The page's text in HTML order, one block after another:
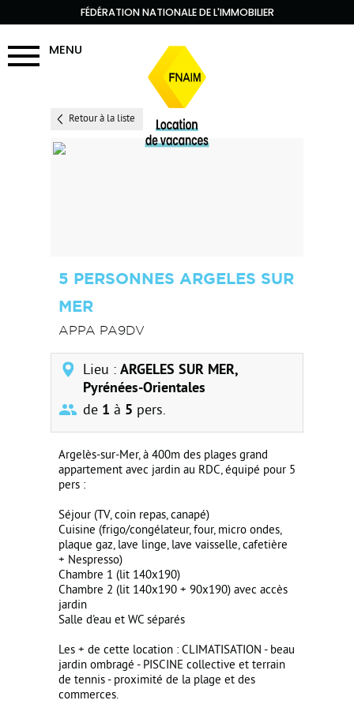
FÉDÉRATION NATIONALE DE L'IMMOBILIER
MENU
Retour à la liste
5 PERSONNES ARGELES SUR
MER
APPA PA9DV
Lieu : ARGELES SUR MER,
Pyrénées-Orientales
de 1 à 5 pers.
Argelès-sur-Mer, à 400m des plages grand
appartement avec jardin au RDC, équipé pour 5
pers :
Séjour (TV, coin repas, canapé)
Cuisine (frigo/congélateur, four, micro ondes,
plaque gaz, lave linge, lave vaisselle, cafetière
+ Nespresso)
Chambre 1 (lit 140x190)
Chambre 2 (lit 140x190 + 90x190) avec accès
jardin
Salle d'eau et WC séparés
Les + de cette location : CLIMATISATION - beau
jardin ombragé - PISCINE collective et terrain
de tennis - proximité de la plage et des
commerces.